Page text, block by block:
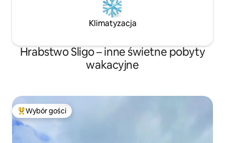
Klimatyzacja
Hrabstwo Sligo – inne świetne pobyty
wakacyjne
Najpopularniejsze z kategorii Wybór gości
Wybór gości